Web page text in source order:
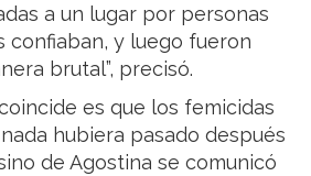
a un lugar por personas
confiaban, y luego fueron
brutal”, precisó.
es que los femicidas
hubiera pasado después
de Agostina se comunicó